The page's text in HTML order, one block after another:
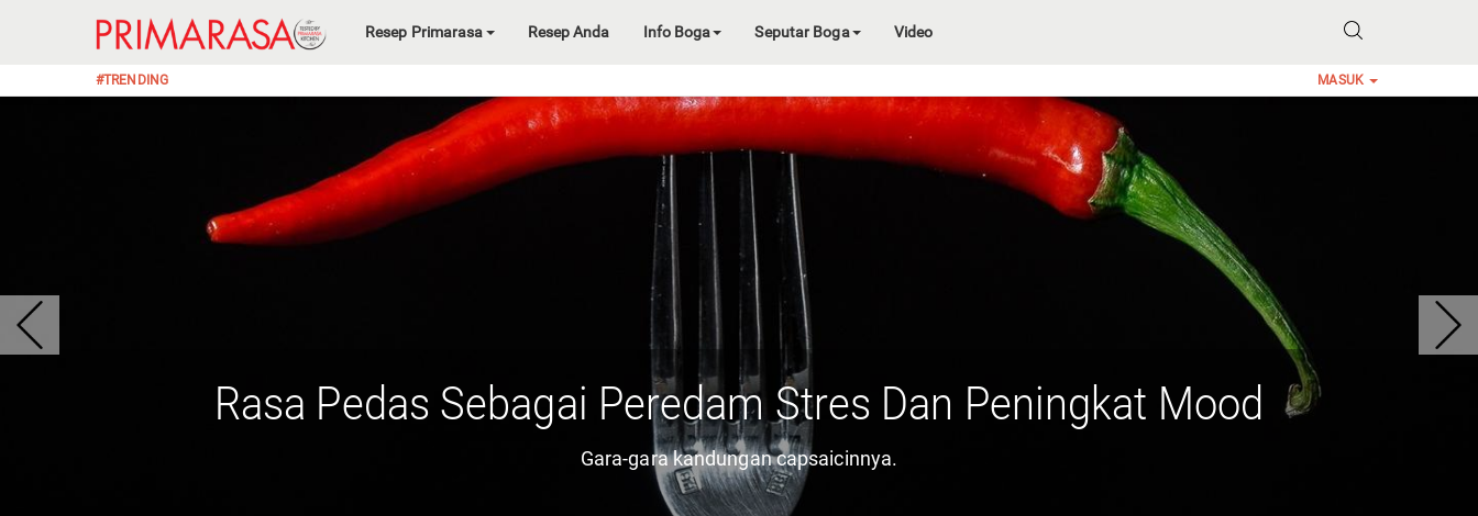
Resep Primarasa Resep Anda Info Boga Seputar Boga Video
#TRENDING MASUK
Rasa Pedas Sebagai Peredam Stres Dan Peningkat Mood
Gara-gara kandungan capsaicinnya.